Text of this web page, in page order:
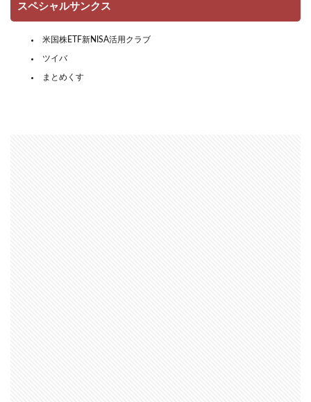
スペシャルサンクス
米国株ETF新NISA活用クラブ
ツイバ
まとめくす